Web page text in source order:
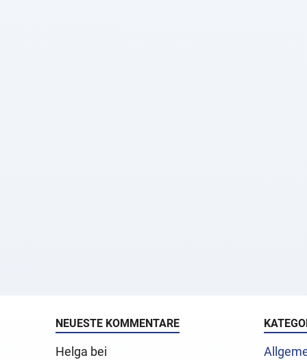
NEUESTE KOMMENTARE
Helga bei